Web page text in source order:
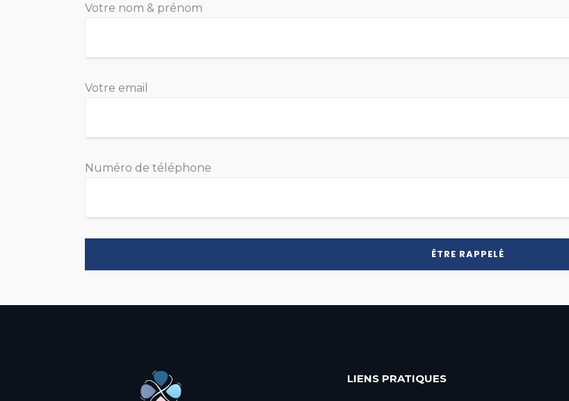
Votre nom & prénom
Votre email
Numéro de téléphone
LIENS PRATIQUES